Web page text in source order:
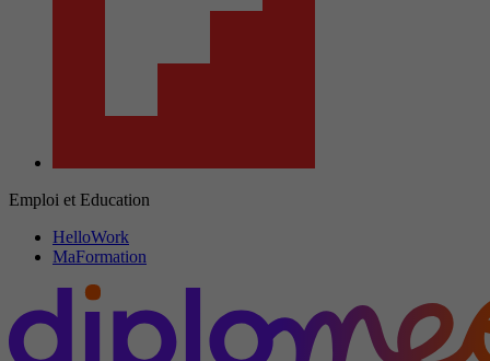
Emploi et Education
HelloWork
MaFormation